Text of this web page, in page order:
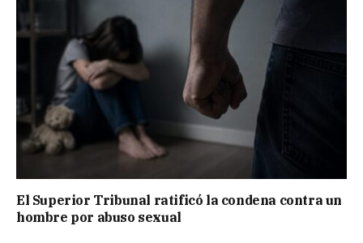
El Superior Tribunal ratificó la condena contra un
hombre por abuso sexual